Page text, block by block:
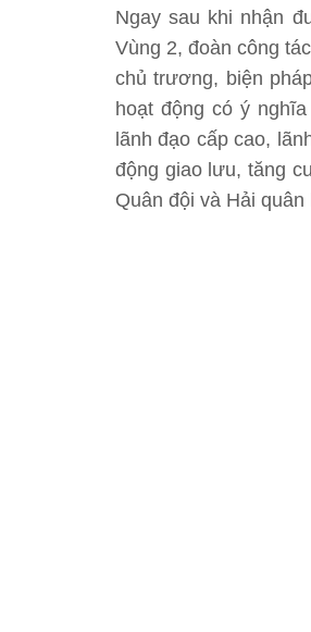
Ngay sau khi nhận
Vùng 2, đoàn công
chủ trương, biện
hoạt động có ý
lãnh đạo cấp cao,
động giao lưu, tăng
Quân đội và Hải